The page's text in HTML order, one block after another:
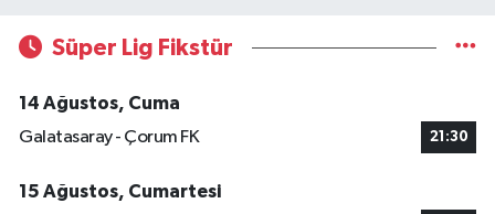
Süper Lig Fikstür
14 Ağustos, Cuma
Galatasaray - Çorum FK
21:30
15 Ağustos, Cumartesi